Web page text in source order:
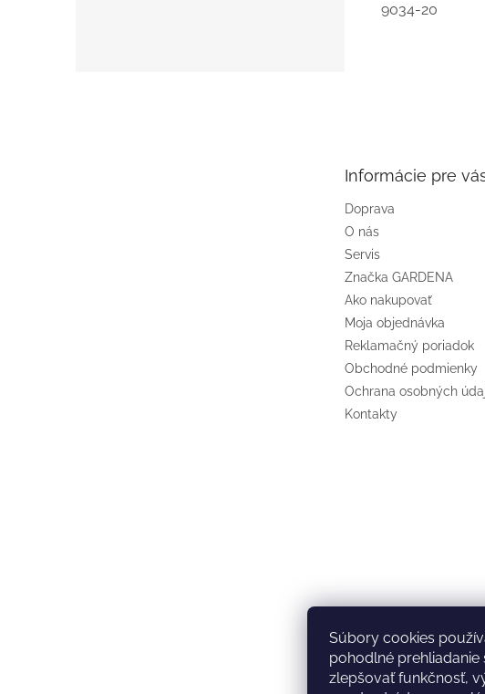
Súbory cookies
pohodlné
zlepšovať funkčnosť,
9034-20
Informácie pre
Doprava
O nás
Servis
Značka GARDENA
Ako nakupovať
Moja objednávka
Reklamačný poriadok
Obchodné podmienky
Ochrana osobných
Kontakty